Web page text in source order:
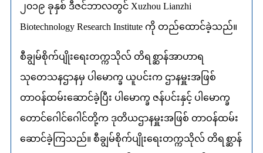
၂၀၁၉ ခုနှစ် ဒီဇင်ဘာလတွင် Xuzhou Lianzhi
Biotechnology Research Institute ကို တည်ထောင်ခဲ့သည်။
စီချွမ်စိုက်ပျိုးရေးတက္ကသိုလ် တိရစ္ဆာန်အာဟာရ
သုတေသနဌာနမှ ပါမောက္ခ ယူပင်းက ဌာနမှူးအဖြစ်
တာဝန်ထမ်းဆောင်ခဲ့ပြီး ပါမောက္ခ ဇန်ပင်းနှင့် ပါမောက္ခ
တောင်ဂေါင်ဂေါင်တို့က ဒုတိယဌာနမှူးအဖြစ် တာဝန်ထမ်း
ဆောင်ခဲ့ကြသည်။ စီချွမ်စိုက်ပျိုးရေးတက္ကသိုလ် တိရစ္ဆာန်